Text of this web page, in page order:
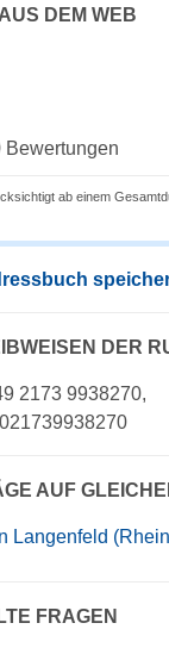
DEM WEB
Bewertungen
ab einem
DER
2173 9938270,
AUF
Langenfeld
FRAGEN